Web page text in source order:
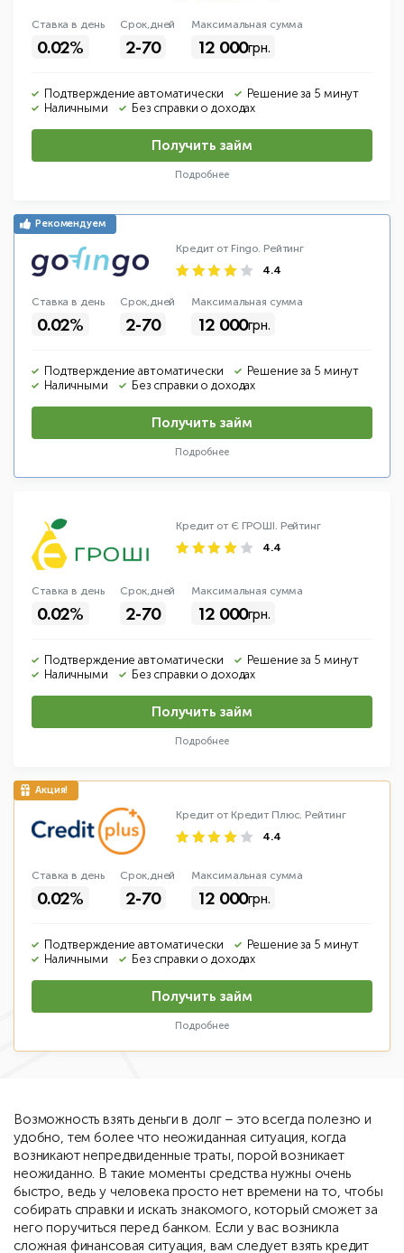
Ставка в день
0.02%
Срок,дней
2-70
Максимальная сумма
12 000грн.
Подтверждение автоматически
Решение за 5 минут
Наличными
Без справки о доходах
Получить займ
Подробнее
Кредит от Fingo. Рейтинг
4.4
Ставка в день
0.02%
Срок,дней
2-70
Максимальная сумма
12 000грн.
Подтверждение автоматически
Решение за 5 минут
Наличными
Без справки о доходах
Получить займ
Подробнее
Кредит от Є ГРОШІ. Рейтинг
4.4
Ставка в день
0.02%
Срок,дней
2-70
Максимальная сумма
12 000грн.
Подтверждение автоматически
Решение за 5 минут
Наличными
Без справки о доходах
Получить займ
Подробнее
Кредит от Кредит Плюс. Рейтинг
4.4
Ставка в день
0.02%
Срок,дней
2-70
Максимальная сумма
12 000грн.
Подтверждение автоматически
Решение за 5 минут
Наличными
Без справки о доходах
Получить займ
Подробнее
Возможность взять деньги в долг – это всегда полезно и
удобно, тем более что неожиданная ситуация, когда
возникают непредвиденные траты, порой возникает
неожиданно. В такие моменты средства нужны очень
быстро, ведь у человека просто нет времени на то, чтобы
собирать справки и искать знакомого, который сможет за
него поручиться перед банком. Если у вас возникла
сложная финансовая ситуация, вам следует взять кредит